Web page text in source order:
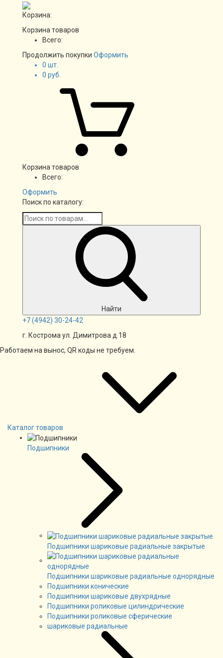
Корзина:
Корзина товаров
Всего:
Продолжить покупки Оформить
0 шт.
0 руб.
Корзина товаров
Всего:
Оформить
Поиск по каталогу:
Найти
+7(4942) 30-24-42
г. Кострома ул. Димитрова д.18
Работаем на вынос, QR коды не требуем.
Каталог товаров
Подшипники
Подшипники шариковые радиальные закрытые
Подшипники шариковые радиальные однорядные
Подшипники конические
Подшипники шариковые двухрядные
Подшипники роликовые цилиндрические
Подшипники роликовые сферические
шариковые радиальные